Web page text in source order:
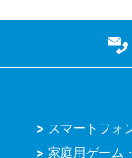
スマートフォ
家庭用ゲーム